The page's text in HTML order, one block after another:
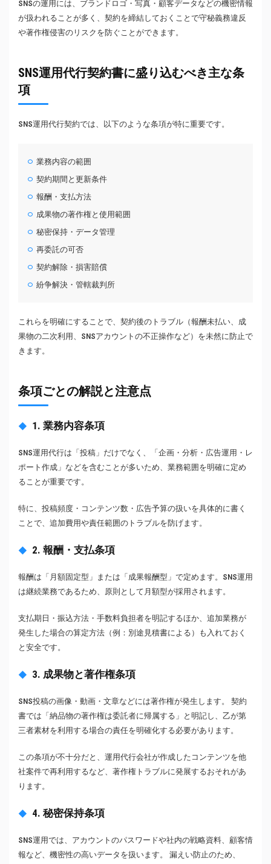
SNSの運用には、ブランドロゴ・写真・顧客データなどの機密情報
が扱われることが多く、契約を締結しておくことで守秘義務違反
や著作権侵害のリスクを防ぐことができます。
SNS運用代行契約書に盛り込むべき主な条
項
SNS運用代行契約では、以下のような条項が特に重要です。
業務内容の範囲
契約期間と更新条件
報酬・支払方法
成果物の著作権と使用範囲
秘密保持・データ管理
再委託の可否
契約解除・損害賠償
紛争解決・管轄裁判所
これらを明確にすることで、契約後のトラブル（報酬未払い、成
果物の二次利用、SNSアカウントの不正操作など）を未然に防止で
きます。
条項ごとの解説と注意点
1. 業務内容条項
SNS運用代行は「投稿」だけでなく、「企画・分析・広告運用・レ
ポート作成」などを含むことが多いため、業務範囲を明確に定め
ることが重要です。
特に、投稿頻度・コンテンツ数・広告予算の扱いを具体的に書く
ことで、追加費用や責任範囲のトラブルを防げます。
2. 報酬・支払条項
報酬は「月額固定型」または「成果報酬型」で定めます。SNS運用
は継続業務であるため、原則として月額型が採用されます。
支払期日・振込方法・手数料負担者を明記するほか、追加業務が
発生した場合の算定方法（例：別途見積書による）も入れておく
と安全です。
3. 成果物と著作権条項
SNS投稿の画像・動画・文章などには著作権が発生します。 契約
書では「納品物の著作権は委託者に帰属する」と明記し、乙が第
三者素材を利用する場合の責任を明確化する必要があります。
この条項が不十分だと、運用代行会社が作成したコンテンツを他
社案件で再利用するなど、著作権トラブルに発展するおそれがあ
ります。
4. 秘密保持条項
SNS運用では、アカウントのパスワードや社内の戦略資料、顧客情
報など、機密性の高いデータを扱います。 漏えい防止のため、